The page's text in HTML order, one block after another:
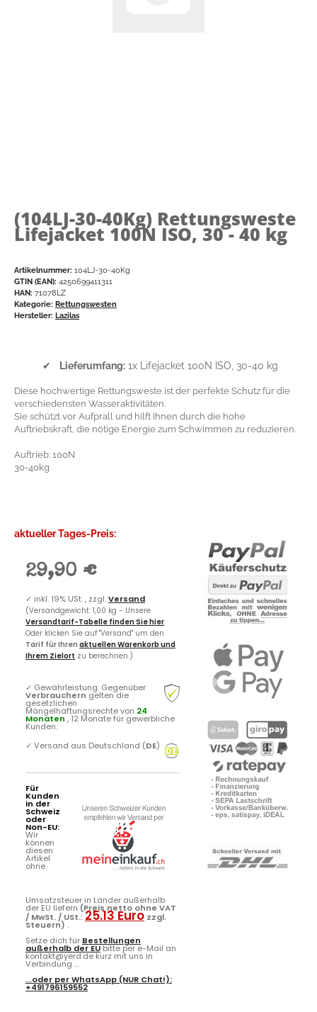
(104LJ-30-40Kg) Rettungsweste
Lifejacket 100N ISO, 30 - 40 kg
Artikelnummer: 104LJ-30-40Kg
GTIN (EAN): 4250699411311
HAN: 71078LZ
Kategorie: Rettungswesten
Hersteller: Lazilas
✔ Lieferumfang: 1x Lifejacket 100N ISO, 30-40 kg
Diese hochwertige Rettungsweste ist der perfekte Schutz für die
verschiedensten Wasseraktivitäten.
Sie schützt vor Aufprall und hilft Ihnen durch die hohe
Auftriebskraft, die nötige Energie zum Schwimmen zu reduzieren.
Auftrieb: 100N
30-40kg
aktueller Tages-Preis:
29,90 €
✓ inkl. 19% USt. , zzgl.Versand
(Versandgewicht: 1,00 kg - Unsere
Versandtarif-Tabelle finden Sie hier.
Oder klicken Sie auf "Versand" um den
Tarif für Ihren aktuellen Warenkorb und
Ihrem Zielort zu berechnen.)
✓ Gewährleistung: Gegenüber
Verbrauchern gelten die
gesetzlichen
Mängelhaftungsrechte von 24
Monaten , 12 Monate für gewerbliche
Kunden.
✓ Versand aus Deutschland (DE)
Für
Kunden
in der
Schweiz
oder
Non-EU:
Wir
können
diesen
Artikel
ohne
Umsatzsteuer in Länder außerhalb
der EU liefern (Preis netto ohne VAT
/ MwSt. / USt.:25.13 Euro zzgl.
Steuern) .
Setze dich für Bestellungen
außerhalb der EUbitte per e-Mail an
kontakt@yerd.de kurz mit uns in
Verbindung ...
...oder perWhatsApp (NUR Chat!):
+491796159552